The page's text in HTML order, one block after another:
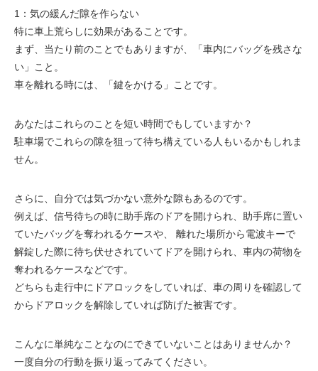
1：気の緩んだ隙を作らない
特に車上荒らしに効果があることです。
まず、当たり前のことでもありますが、「車内にバッグを残さな
い」こと。
車を離れる時には、「鍵をかける」ことです。
あなたはこれらのことを短い時間でもしていますか？
駐車場でこれらの隙を狙って待ち構えている人もいるかもしれま
せん。
さらに、自分では気づかない意外な隙もあるのです。
例えば、信号待ちの時に助手席のドアを開けられ、助手席に置い
ていたバッグを奪われるケースや、 離れた場所から電波キーで
解錠した際に待ち伏せされていてドアを開けられ、車内の荷物を
奪われるケースなどです。
どちらも走行中にドアロックをしていれば、車の周りを確認して
からドアロックを解除していれば防げた被害です。
こんなに単純なことなのにできていないことはありませんか？
一度自分の行動を振り返ってみてください。